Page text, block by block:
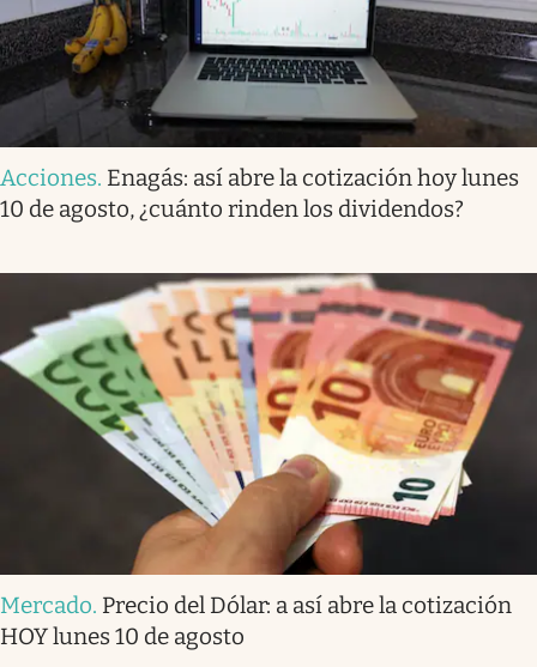
Acciones. Enagás: así abre la cotización hoy lunes
10 de agosto, ¿cuánto rinden los dividendos?
Mercado. Precio del Dólar: a así abre la cotización
HOY lunes 10 de agosto